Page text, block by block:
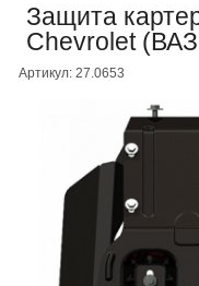
Защита
Chevrolet
Артикул: 27.0653